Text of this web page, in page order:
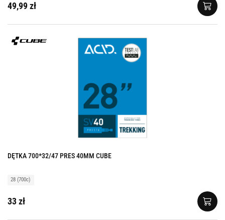
49,99 zł
DĘTKA 700*32/47 PRES 40MM CUBE
28 (700c)
33 zł